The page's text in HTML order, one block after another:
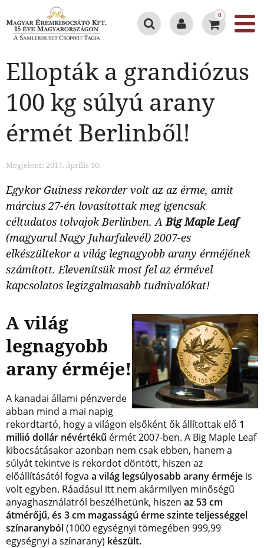
0
Ellopták a grandiózus
100 kg súlyú arany
érmét Berlinből!
Megjelent: 2017. április 10.
Egykor Guiness rekorder volt az az érme, amit
március 27-én lovasítottak meg igencsak
céltudatos tolvajok Berlinben. ABig Maple Leaf
(magyarul Nagy Juharfalevél) 2007-es
elkészültekor a világ legnagyobb arany érméjének
számított. Elevenítsük most fel az érmével
kapcsolatos legizgalmasabb tudnivalókat!
A világ
legnagyobb
arany érméje!
A kanadai állami pénzverde
abban mind a mai napig
rekordtartó, hogy a világon elsőként ők állítottak elő 1
millió dollár névértékű érmét 2007-ben. A Big Maple Leaf
kibocsátásakor azonban nem csak ebben, hanem a
súlyát tekintve is rekordot döntött, hiszen az
előállításától fogva a világ legsúlyosabb arany érméje is
volt egyben. Ráadásul itt nem akármilyen minőségű
anyaghasználatról beszélhetünk, hiszen az 53 cm
átmérőjű, és 3 cm magasságú érme szinte teljességgel
színaranyból(1000 egységnyi tömegében 999,99
egységnyi a színarany) készült.